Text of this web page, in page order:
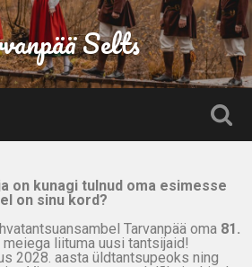
Selts
on kunagi tulnud oma esimesse
on sinu kord?
Tarvanpää oma 81.
liituma uusi tantsijaid!
2028. aasta üldtantsupeoks ning